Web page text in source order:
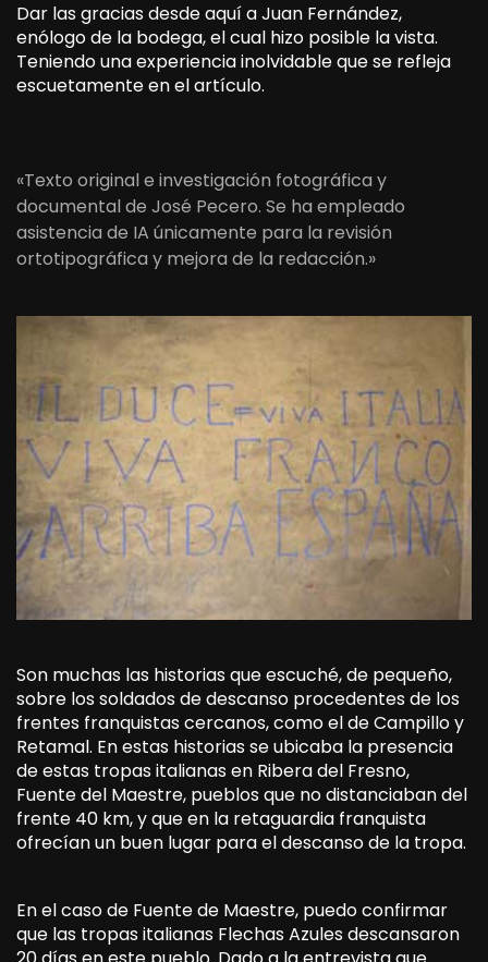
Dar las gracias desde aquí a Juan Fernández,
enólogo de la bodega, el cual hizo posible la vista.
Teniendo una experiencia inolvidable que se refleja
escuetamente en el artículo.
«Texto original e investigación fotográfica y
documental de José Pecero. Se ha empleado
asistencia de IA únicamente para la revisión
ortotipográfica y mejora de la redacción.»
Son muchas las historias que escuché, de pequeño,
sobre los soldados de descanso procedentes de los
frentes franquistas cercanos, como el de Campillo y
Retamal. En estas historias se ubicaba la presencia
de estas tropas italianas en Ribera del Fresno,
Fuente del Maestre, pueblos que no distanciaban del
frente 40 km, y que en la retaguardia franquista
ofrecían un buen lugar para el descanso de la tropa.
En el caso de Fuente de Maestre, puedo confirmar
que las tropas italianas Flechas Azules descansaron